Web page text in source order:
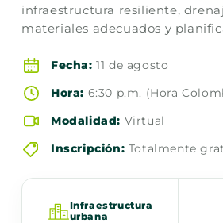
infraestructura resiliente,
materiales adecuados y
Fecha: 11 de agosto
Hora: 6:30 p.m. (Hora
Modalidad: Virtual
Inscripción: Totalmente
Infraestructura
urbana